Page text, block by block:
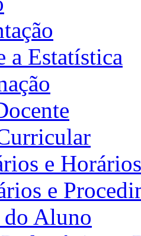
a Estatística
e Horários
e
Aluno